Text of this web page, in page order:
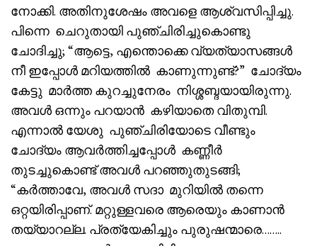
നോക്കി. അതിനുശേഷം അവളെ ആശ്വസിപ്പിച്ചു.
പിന്നെ ചെറുതായി പുഞ്ചിരിച്ചുകൊണ്ടു
ചോദിച്ചു; “ആട്ടെ, എന്തൊക്കെ വ്യത്യാസങ്ങൾ
നീ ഇപ്പോൾ മറിയത്തിൽ കാണുന്നുണ്ട്?” ചോദ്യം
കേട്ടു മാർത്ത കുറച്ചുനേരം നിശ്ശബ്ദയായിരുന്നു.
അവൾ ഒന്നും പറയാൻ കഴിയാതെ വിതുമ്പി.
എന്നാൽ യേശു പുഞ്ചിരിയോടെ വീണ്ടും
ചോദ്യം ആവർത്തിച്ചപ്പോൾ കണ്ണീർ
തുടച്ചുകൊണ്ട് അവൾ പറഞ്ഞുതുടങ്ങി;
“കർത്താവേ, അവൾ സദാ മുറിയിൽ തന്നെ
ഒറ്റയിരിപ്പാണ്. മറ്റുള്ളവരെ ആരെയും കാണാൻ
തയ്യാറല്ല. പ്രത്യേകിച്ചും പുരുഷന്മാരെ……..